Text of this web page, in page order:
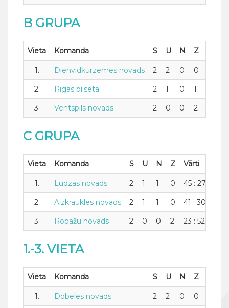
B GRUPA
Vieta Komanda S U N Z
1. Dienvidkurzemes novads 2 2 0 0
2. Rīgas pilsēta 2 1 0 1
3. Ventspils novads 2 0 0 2
C GRUPA
Vieta Komanda S U N Z Vārti
1. Ludzas novads 2 1 1 0 45 : 27
2. Aizkraukles novads 2 1 1 0 41 : 30
3. Ropažu novads 2 0 0 2 23 : 52
1.-3. VIETA
Vieta Komanda S U N Z
1. Dobeles novads 2 2 0 0